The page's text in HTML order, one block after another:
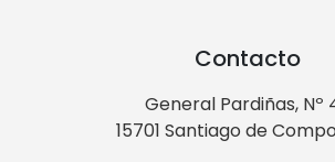
Contacto
General Pardiñas, Nº
15701 Santiago de